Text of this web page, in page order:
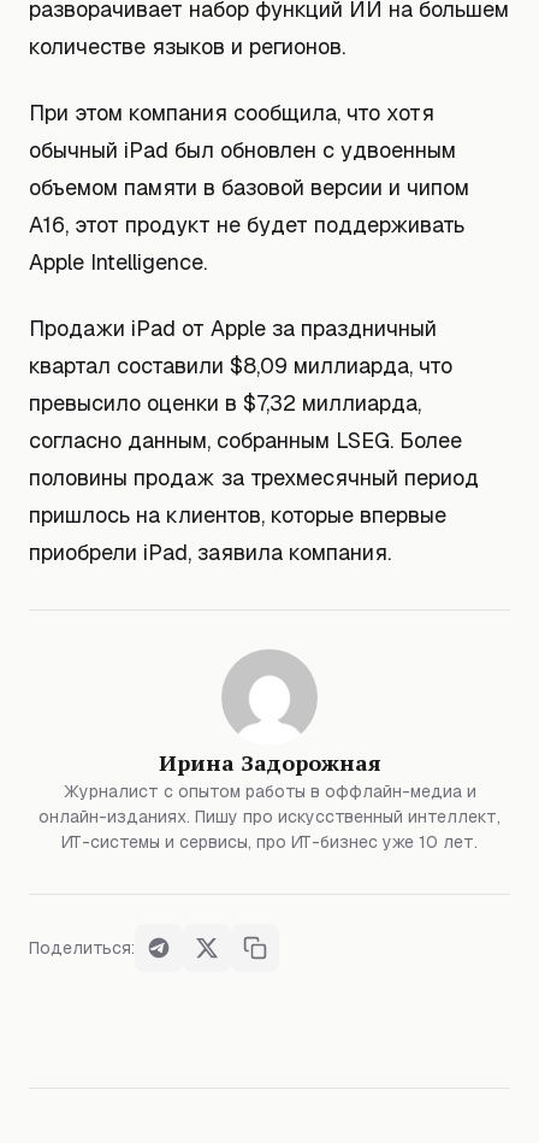
разворачивает набор функций ИИ на большем
количестве языков и регионов.
При этом компания сообщила, что хотя
обычный iPad был обновлен с удвоенным
объемом памяти в базовой версии и чипом
A16, этот продукт не будет поддерживать
Apple Intelligence.
Продажи iPad от Apple за праздничный
квартал составили $8,09 миллиарда, что
превысило оценки в $7,32 миллиарда,
согласно данным, собранным LSEG. Более
половины продаж за трехмесячный период
пришлось на клиентов, которые впервые
приобрели iPad, заявила компания.
Ирина Задорожная
Журналист с опытом работы в оффлайн-медиа и
онлайн-изданиях. Пишу про искусственный интеллект,
ИТ-системы и сервисы, про ИТ-бизнес уже 10 лет.
Поделиться: